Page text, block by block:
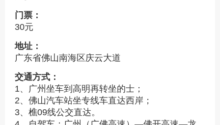
门票：
30元
地址：
广东省佛山南海区庆云大道
交通方式：
1、广州坐车到高明再转坐的士；
2、佛山汽车站坐专线车直达西岸；
3、樵09线公交直达。